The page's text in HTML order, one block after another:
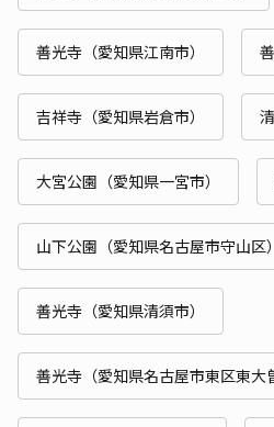
善光寺（愛知県江南市）
吉祥寺（愛知県岩倉市）
大宮公園（愛知県一宮市）
山下公園（愛知県名古屋市守山区）
善光寺（愛知県清須市）
善光寺（愛知県名古屋市東区東大